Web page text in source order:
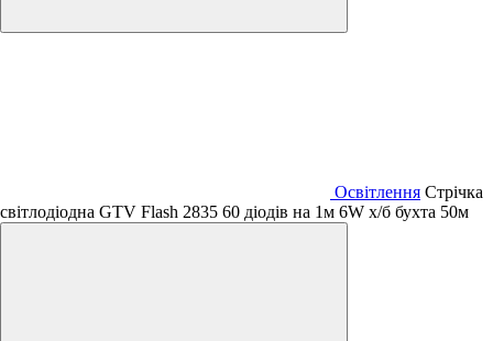
Освітлення Стрічка
світлодіодна GTV Flash 2835 60 діодів на 1м 6W х/б бухта 50м